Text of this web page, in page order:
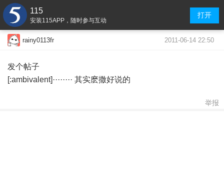
115
安装115APP，随时参与互动
打开
rainy0113fr 2011-06-14 22:50
发个帖子
[:ambivalent]········ 其实麽撒好说的
举报